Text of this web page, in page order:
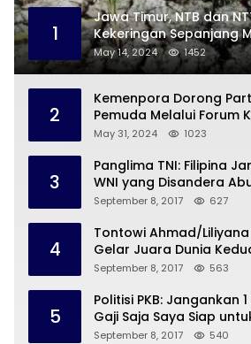
1
Jawa Timur, NTB dan
Kekeringan Sepanjang
May 14, 2024 1452
2
Kemenpora Dorong
Pemuda Melalui Forum
May 31, 2024 1023
3
Panglima TNI: Filipina
WNI yang Disandera
September 8, 2017 627
4
Tontowi Ahmad/
Gelar Juara Dunia
September 8, 2017 563
5
Politisi PKB: Jangankan
Gaji Saja Saya Siap
September 8, 2017 540